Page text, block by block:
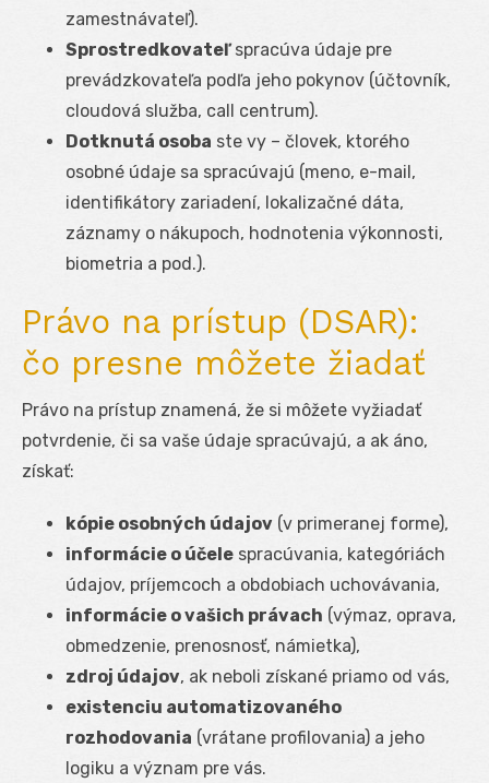
zamestnávateľ).
Sprostredkovateľspracúva údaje pre
prevádzkovateľa podľa jeho pokynov (účtovník,
cloudová služba, call centrum).
Dotknutá osoba ste vy – človek, ktorého
osobné údaje sa spracúvajú (meno, e-mail,
identifikátory zariadení, lokalizačné dáta,
záznamy o nákupoch, hodnotenia výkonnosti,
biometria a pod.).
Právo na prístup (DSAR):
čo presne môžete žiadať
Právo na prístup znamená, že si môžete vyžiadať
potvrdenie, či sa vaše údaje spracúvajú, a ak áno,
získať:
kópie osobných údajov (v primeranej forme),
informácie o účele spracúvania, kategóriách
údajov, príjemcoch a obdobiach uchovávania,
informácie o vašich právach (výmaz, oprava,
obmedzenie, prenosnosť, námietka),
zdroj údajov, ak neboli získané priamo od vás,
existenciu automatizovaného
rozhodovania (vrátane profilovania) a jeho
logiku a význam pre vás.